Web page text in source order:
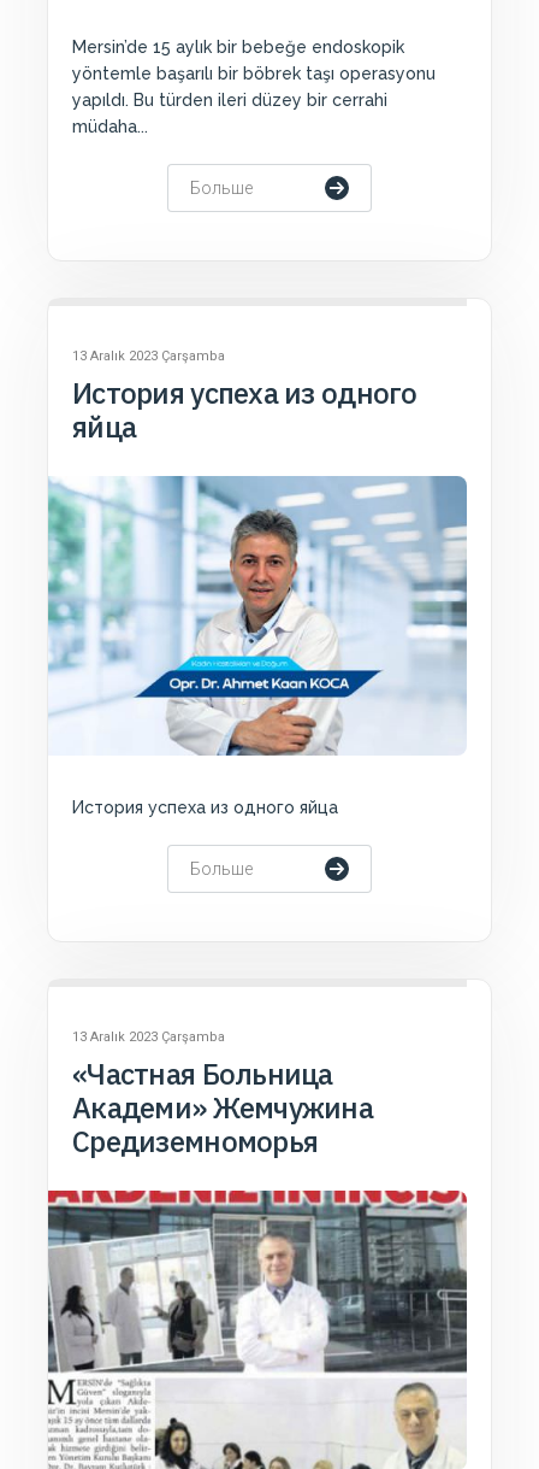
Mersin’de 15 aylık bir bebeğe endoskopik
yöntemle başarılı bir böbrek taşı operasyonu
yapıldı. Bu türden ileri düzey bir cerrahi
müdaha...
Больше
13 Aralık 2023 Çarşamba
История успеха из одного
яйца
История успеха из одного яйца
Больше
13 Aralık 2023 Çarşamba
«Частная Больница
Академи» Жемчужина
Средиземноморья